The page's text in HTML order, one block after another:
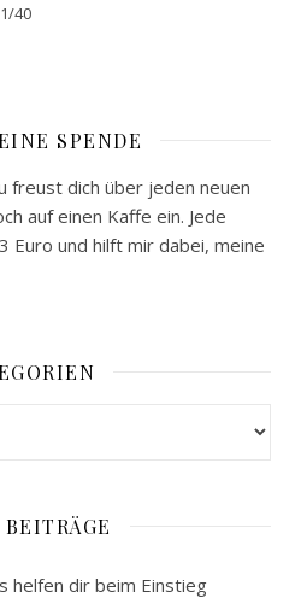
40
SPENDE
freust dich über jeden neuen
auf einen Kaffe ein. Jede
Euro und hilft mir dabei, meine
helfen dir beim Einstieg